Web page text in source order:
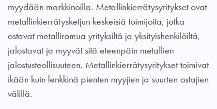
myydään markkinoilla. Metallinkierrätysyritykset ovat
metallinkierrätysketjun keskeisiä toimijoita, jotka
ostavat metalliromua yrityksiltä ja yksityishenkilöiltä,
jalostavat ja myyvät sitä eteenpäin metallien
jalostusteollisuuteen. Metallinkierrätysyritykset toimivat
ikään kuin lenkkinä pienten myyjien ja suurten ostajien
välillä.